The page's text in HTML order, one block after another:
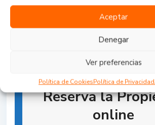
Aceptar
Denegar
Ver preferencias
Política de CookiesPolítica de Privacidad
Reserva la
online